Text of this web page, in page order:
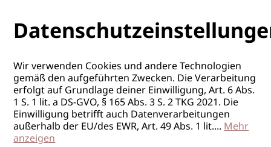
Wir verwenden Cookies und andere Technologien
gemäß den aufgeführten Zwecken. Die Verarbeitung
erfolgt auf Grundlage deiner Einwilligung, Art. 6 Abs.
1 S. 1 lit. a DS-GVO, § 165 Abs. 3 S. 2 TKG 2021. Die
Einwilligung betrifft auch Datenverarbeitungen
außerhalb der EU/des EWR, Art. 49 Abs. 1 lit....Mehr
anzeigen